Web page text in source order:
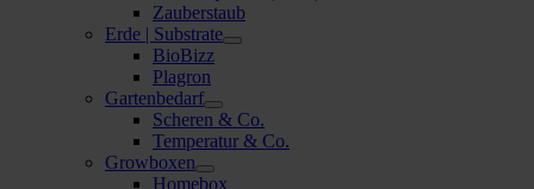
Zauberstaub
Erde | Substrate
BioBizz
Plagron
Gartenbedarf
Scheren & Co.
Temperatur & Co.
Growboxen
Homebox